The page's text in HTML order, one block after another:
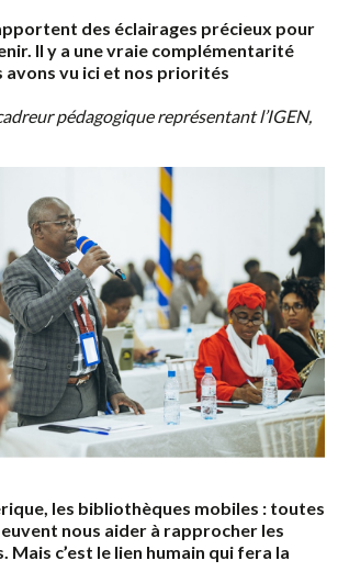
apportent des éclairages précieux pour
Il y a une vraie complémentarité
avons vu ici et nos priorités
pédagogique représentant l’IGEN,
les bibliothèques mobiles : toutes
nous aider à rapprocher les
Mais c’est le lien humain qui fera la